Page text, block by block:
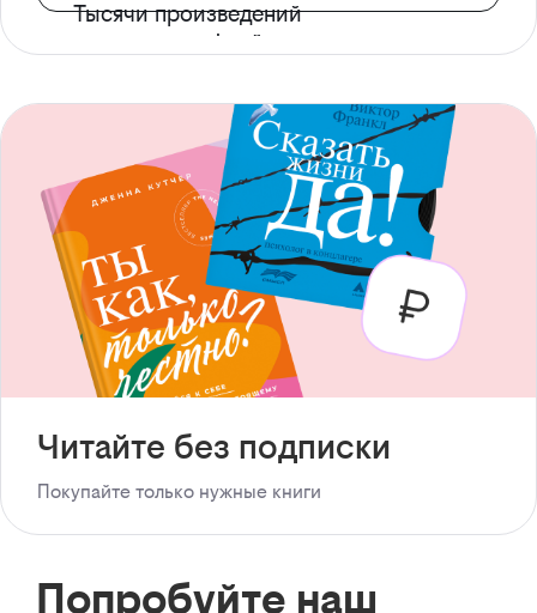
Тысячи произведений
с доступом офлайн
Читайте без подписки
Покупайте только нужные книги
Попробуйте наш